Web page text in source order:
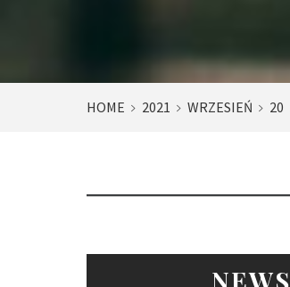
HOME 2021 WRZESIEŃ 20